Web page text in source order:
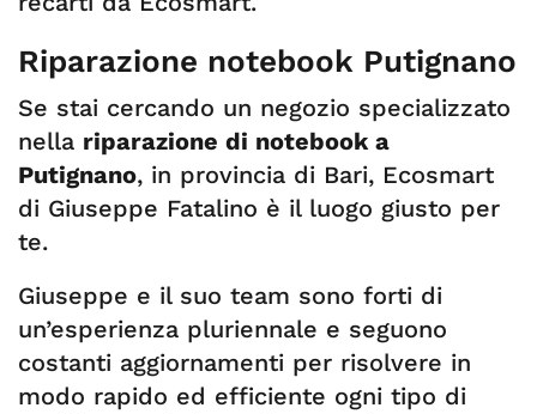
Riparazione notebook Putignano
Se stai cercando un negozio specializzato
nella riparazione di notebook a
Putignano, in provincia di Bari, Ecosmart
di Giuseppe Fatalino è il luogo giusto per
te.
Giuseppe e il suo team sono forti di
un’esperienza pluriennale e seguono
costanti aggiornamenti per risolvere in
modo rapido ed efficiente ogni tipo di